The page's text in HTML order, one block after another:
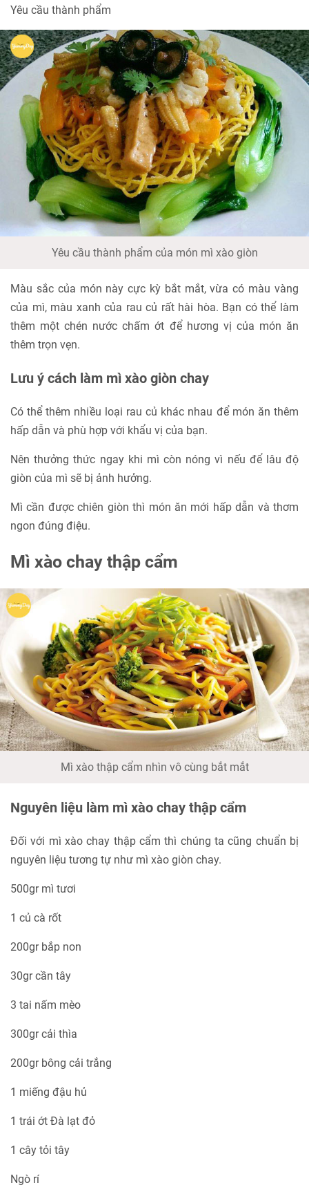
Yêu cầu thành phẩm
Yêu cầu thành phẩm của món mì xào giòn
Màu sắc của món này cực kỳ bắt mắt, vừa có màu vàng
của mì, màu xanh của rau củ rất hài hòa. Bạn có thể làm
thêm một chén nước chấm ớt để hương vị của món ăn
thêm trọn vẹn.
Lưu ý cách làm mì xào giòn chay
Có thể thêm nhiều loại rau củ khác nhau để món ăn thêm
hấp dẫn và phù hợp với khẩu vị của bạn.
Nên thưởng thức ngay khi mì còn nóng vì nếu để lâu độ
giòn của mì sẽ bị ảnh hưởng.
Mì cần được chiên giòn thì món ăn mới hấp dẫn và thơm
ngon đúng điệu.
Mì xào chay thập cẩm
Mì xào thập cẩm nhìn vô cùng bắt mắt
Nguyên liệu làm mì xào chay thập cẩm
Đối với mì xào chay thập cẩm thì chúng ta cũng chuẩn bị
nguyên liệu tương tự như mì xào giòn chay.
500gr mì tươi
1 củ cà rốt
200gr bắp non
30gr cần tây
3 tai nấm mèo
300gr cải thìa
200gr bông cải trắng
1 miếng đậu hủ
1 trái ớt Đà lạt đỏ
1 cây tỏi tây
Ngò rí